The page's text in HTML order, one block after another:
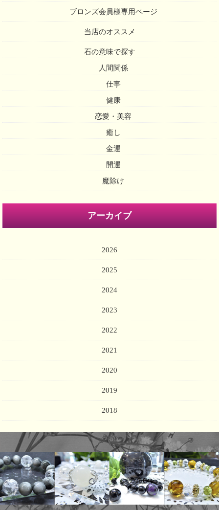
ブロンズ会員様専用ページ
当店のオススメ
石の意味で探す
人間関係
仕事
健康
恋愛・美容
癒し
金運
開運
魔除け
アーカイブ
2026
2025
2024
2023
2022
2021
2020
2019
2018